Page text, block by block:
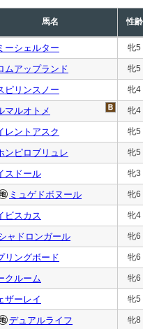
馬名 性齢
ーシェルター 牝5
ムアップランド 牝5
ピリンスノー 牝4
マルオトメ 牝4
レントアスク 牝5
ンピロブリュレ 牝5
スドール 牝3
ミュゲドボヌール 牝6
ビスカス 牝4
ャドロンガール 牝6
リングボード 牝6
クルーム 牝6
ザーレイ 牝5
デュアルライフ 牝8